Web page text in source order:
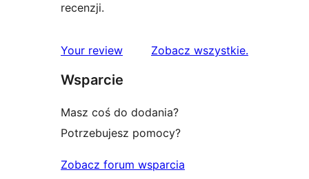
recenzji.
Your review Zobacz wszystkierecenzje
.
Wsparcie
Masz coś do dodania?
Potrzebujesz pomocy?
Zobacz forum wsparcia